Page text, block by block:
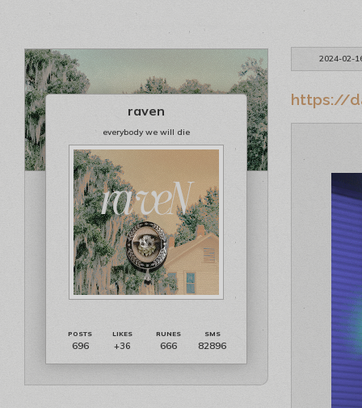
2024-02-
raven
everybody we will die
696 +36 666 82896
https://